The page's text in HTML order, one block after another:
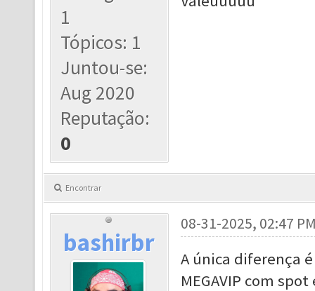
1
Tópicos: 1
Juntou-se:
Aug 2020
Reputação:
0
Encontrar
bashirbr
08-31-2025, 02:47
A única diferença é
MEGAVIP com